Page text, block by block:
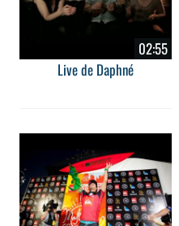
02:55
Live de Daphné